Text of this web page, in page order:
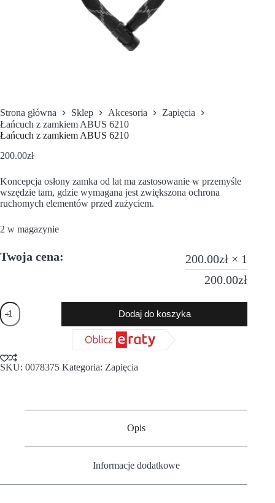
Strona główna Sklep Akcesoria
Zapięcia
Łańcuch z zamkiem ABUS 6210
Łańcuch z zamkiem ABUS 6210
200.00zł
Koncepcja osłony zamka od lat ma zastosowanie w przemyśle
wszędzie tam, gdzie wymagana jest zwiększona ochrona
ruchomych elementów przed zużyciem.
2 w magazynie
Twoja cena: 200.00zł × 1
200.00zł
Dodaj do koszyka
SKU: 0078375 Kategoria: Zapięcia
Opis
Informacje dodatkowe